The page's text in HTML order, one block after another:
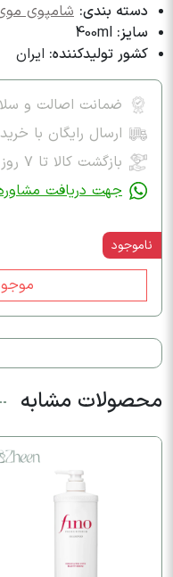
دسته بندی: شامپوی
سایز: 400ml
کشور تولیدکننده: ایران
ضمانت اصالت و
ارسال رایگان با خرید بیش از 5
بازگشت کالا تا ۷ روز طبق شرایط مرجوعی
جهت دریافت
ناموجود
محصولات مشابه